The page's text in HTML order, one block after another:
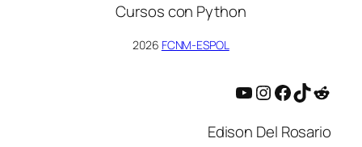
Cursos con Python
2026 FCNM-ESPOL
YouTube Instagram Facebook TikTok Reddit
Edison Del Rosario